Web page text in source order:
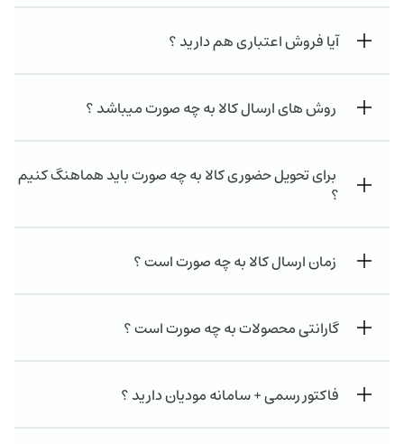
آیا فروش اعتباری هم دارید ؟
روش های ارسال کالا به چه صورت میباشد ؟
برای تحویل حضوری کالا به چه صورت باید هماهنگ کنیم
؟
زمان ارسال کالا به چه صورت است ؟
گارانتی محصولات به چه صورت است ؟
فاکتور رسمی + سامانه مودیان دارید ؟